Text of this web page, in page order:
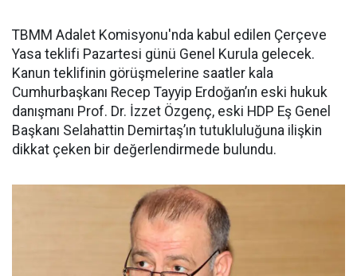
TBMM Adalet Komisyonu'nda kabul edilen Çerçeve
Yasa teklifi Pazartesi günü Genel Kurula gelecek.
Kanun teklifinin görüşmelerine saatler kala
Cumhurbaşkanı Recep Tayyip Erdoğan’ın eski hukuk
danışmanı Prof. Dr. İzzet Özgenç, eski HDP Eş Genel
Başkanı Selahattin Demirtaş’ın tutukluluğuna ilişkin
dikkat çeken bir değerlendirmede bulundu.